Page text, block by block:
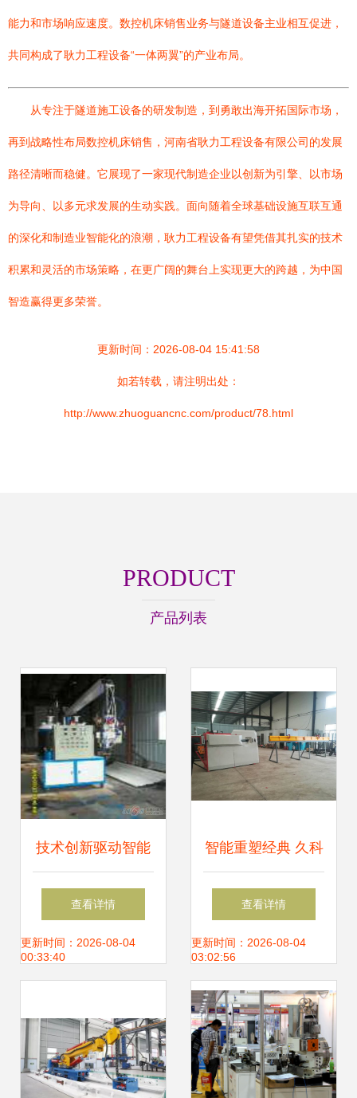
能力和市场响应速度。数控机床销售业务与隧道设备主业相互促进，
共同构成了耿力工程设备“一体两翼”的产业布局。
从专注于隧道施工设备的研发制造，到勇敢出海开拓国际市场，
再到战略性布局数控机床销售，河南省耿力工程设备有限公司的发展
路径清晰而稳健。它展现了一家现代制造企业以创新为引擎、以市场
为导向、以多元求发展的生动实践。面向随着全球基础设施互联互通
的深化和制造业智能化的浪潮，耿力工程设备有望凭借其扎实的技术
积累和灵活的市场策略，在更广阔的舞台上实现更大的跨越，为中国
智造赢得更多荣誉。
更新时间：2026-08-04 15:41:58
如若转载，请注明出处：
http://www.zhuoguancnc.com/product/78.html
PRODUCT
产品列表
技术创新驱动智能
制造 科泰聚氨酯机
械设备与数控机床
查看详情
更新时间：2026-08-04
00:33:40
智能重塑经典 久科
机械厂自动数控钢
筋弯箍机的创新步
伐
查看详情
更新时间：2026-08-04
03:02:56